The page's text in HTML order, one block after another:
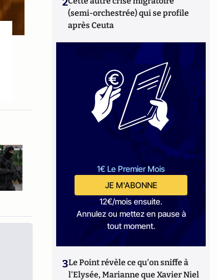
(semi-orchestrée) qui se profile
après Ceuta
1€ Le Premier Mois
JE M'ABONNE
12€/mois ensuite.
Annulez ou mettez en pause à
tout moment.
3Le Point révèle ce qu'on sniffe à
l'Elysée, Marianne que Xavier Niel